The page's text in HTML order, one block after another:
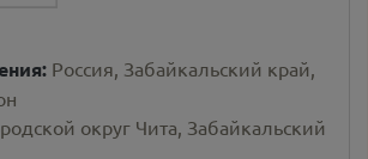
Россия, Забайкальский край,
округ Чита, Забайкальский